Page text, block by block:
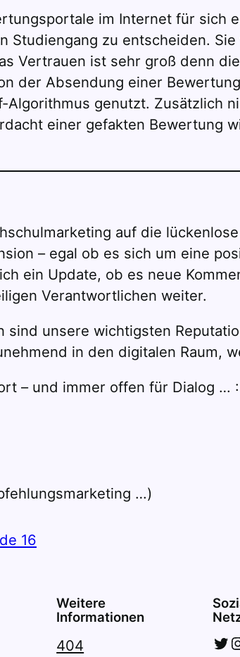
im Internet für sich
Studiengang zu entscheiden.
Vertrauen ist sehr groß denn
der Absendung einer
genutzt. Zusätzlich
einer gefakten Bewertung
auf die
– egal ob es sich um eine
ein Update, ob es neue
Verantwortlichen weiter.
unsere wichtigsten
in den digitalen Raum,
– und immer offen für Dialog …
…)
16
Weitere
Informationen
404 Twitter